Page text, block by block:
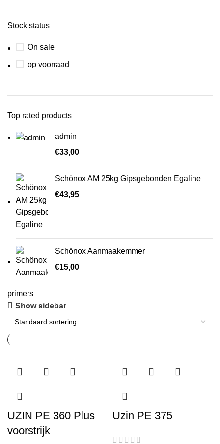
Stock status
On sale
op voorraad
Top rated products
admin
€33,00
Schönox AM 25kg Gipsgebonden Egaline
€43,95
Schönox Aanmaakemmer
€15,00
primers
Show sidebar
UZIN PE 360 Plus
voorstrijk
Uzin PE 375